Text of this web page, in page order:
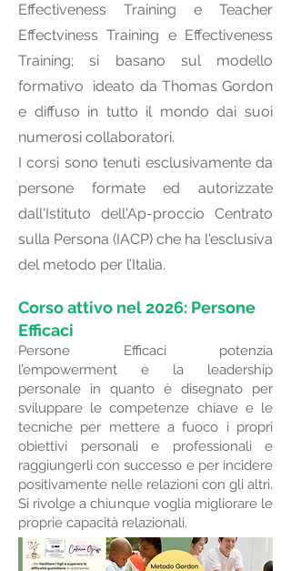
Effectiveness Training e Teacher
Effectviness Training e Effectiveness
Training; si basano sul modello
formativo ideato da Thomas Gordon
e diffuso in tutto il mondo dai suoi
numerosi collaboratori.
I corsi sono tenuti esclusivamente da
persone formate ed autorizzate
dall'Istituto dell'Ap-proccio Centrato
sulla Persona (IACP) che ha l'esclusiva
del metodo per l’Italia.
Corso attivo nel 2026: Persone
Efficaci
Persone Efficaci potenzia
l’empowerment e la leadership
personale in quanto è disegnato per
sviluppare le competenze chiave e le
tecniche per mettere a fuoco i propri
obiettivi personali e professionali e
raggiungerli con successo e per incidere
positivamente nelle relazioni con gli altri.
Si rivolge a chiunque voglia migliorare le
proprie capacità relazionali.